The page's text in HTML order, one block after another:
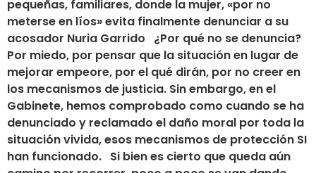
pequeñas, familiares, donde la mujer, «por no
meterse en líos» evita finalmente denunciar a su
acosador Nuria Garrido ¿Por qué no se denuncia?
Por miedo, por pensar que la situación en lugar de
mejorar empeore, por el qué dirán, por no creer en
los mecanismos de justicia. Sin embargo, en el
Gabinete, hemos comprobado como cuando se ha
denunciado y reclamado el daño moral por toda la
situación vivida, esos mecanismos de protección SI
han funcionado. Si bien es cierto que queda aún